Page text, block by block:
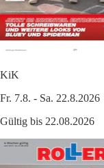
KiK
Fr. 7.8. - Sa. 22.8.2026
Gültig bis 22.08.2026